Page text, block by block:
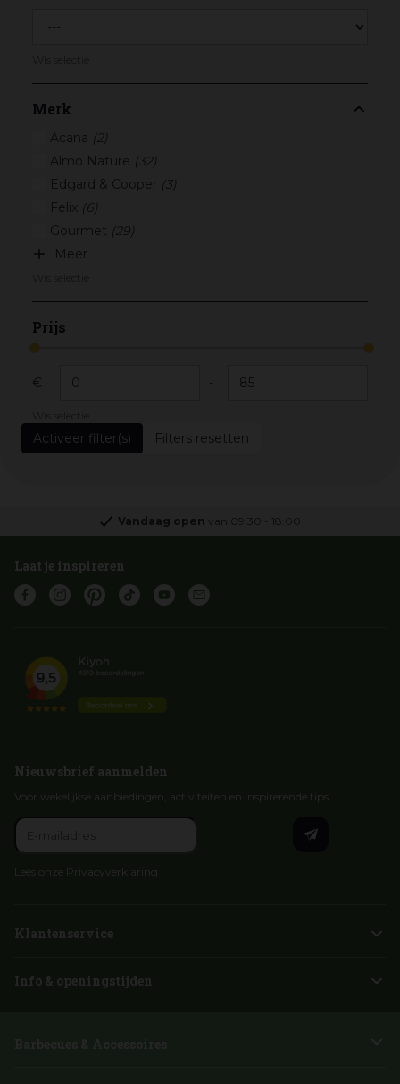
Merk
Acana (2)
Almo Nature (32)
Edgard & Cooper (3)
Felix (6)
Gourmet (29)
Meer
Prijs
€ -
Filters resetten
Vandaag open van 09:30 18:00
Laat je inspireren
Nieuwsbrief aanmelden
Voor wekelijkse aanbiedingen, activiteiten en inspirerende tips
Lees onze Privacyverklaring
Klantenservice
Info & openingstijden